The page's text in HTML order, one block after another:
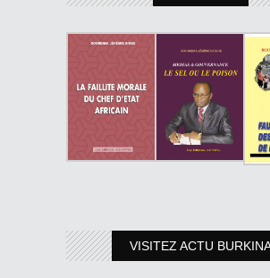
VISITEZ ACTU